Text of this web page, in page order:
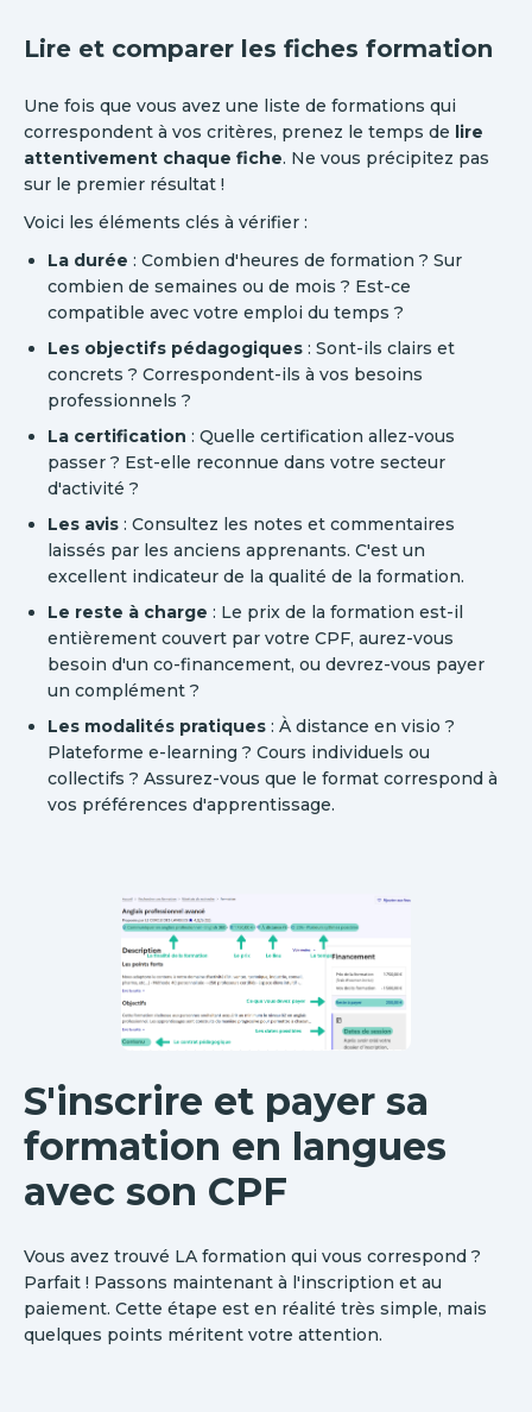
Lire et comparer les fiches formation
Une fois que vous avez une liste de formations qui
correspondent à vos critères, prenez le temps de lire
attentivement chaque fiche. Ne vous précipitez pas
sur le premier résultat !
Voici les éléments clés à vérifier :
La durée : Combien d'heures de formation ? Sur
combien de semaines ou de mois ? Est-ce
compatible avec votre emploi du temps ?
Les objectifs pédagogiques : Sont-ils clairs et
concrets ? Correspondent-ils à vos besoins
professionnels ?
La certification : Quelle certification allez-vous
passer ? Est-elle reconnue dans votre secteur
d'activité ?
Les avis : Consultez les notes et commentaires
laissés par les anciens apprenants. C'est un
excellent indicateur de la qualité de la formation.
Le reste à charge : Le prix de la formation est-il
entièrement couvert par votre CPF, aurez-vous
besoin d'un co-financement, ou devrez-vous payer
un complément ?
Les modalités pratiques : À distance en visio ?
Plateforme e-learning ? Cours individuels ou
collectifs ? Assurez-vous que le format correspond à
vos préférences d'apprentissage.
S'inscrire et payer sa
formation en langues
avec son CPF
Vous avez trouvé LA formation qui vous correspond ?
Parfait ! Passons maintenant à l'inscription et au
paiement. Cette étape est en réalité très simple, mais
quelques points méritent votre attention.